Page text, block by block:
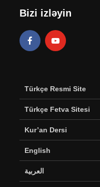
Bizi izləyin
Türkçe Resmi Site
Türkçe Fetva Sitesi
Kur’an Dersi
English
العربية